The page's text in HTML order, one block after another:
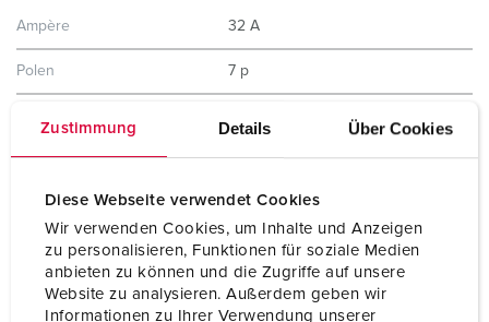
Zustimmung Details Über Cookies
Diese Webseite verwendet Cookies
Wir verwenden Cookies, um Inhalte und Anzeigen
zu personalisieren, Funktionen für soziale Medien
anbieten zu können und die Zugriffe auf unsere
Website zu analysieren. Außerdem geben wir
Informationen zu Ihrer Verwendung unserer
Ampère 32 A
Polen 7 p
Uurstand 6 h
Hertz 50-60 Hz
Aansluittechniek schroefklemmen
Contacten
hittebestendig binnenwerk
vernikkelde contacten